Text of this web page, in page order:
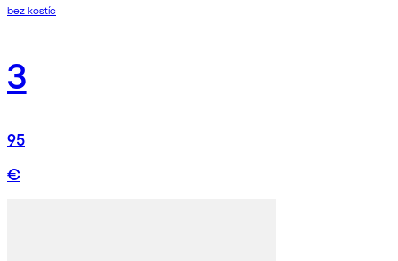
bez kostíc
3
95
€